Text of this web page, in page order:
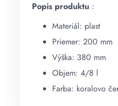
Popis produktu :
Materiál: plast
Priemer: 200 mm
Výška: 380 mm
Objem: 4/8 l
Farba: koralovo